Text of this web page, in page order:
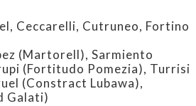
Ceccarelli, Cutruneo, Fortino
(Martorell), Sarmiento
(Fortitudo Pomezia), Turrisi
(Constract Lubawa),
Galati)